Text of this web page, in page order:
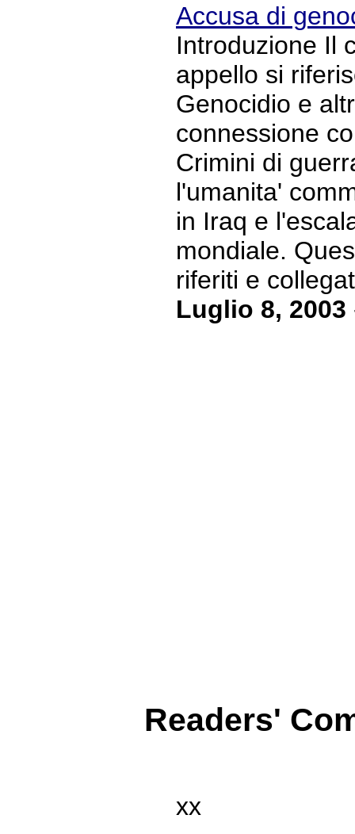
Accusa di
Introduzione Il
appello si
Genocidio e
connessione
Crimini di
l'umanita'
in Iraq e
mondiale.
riferiti e
Luglio 8, 2003
Readers'
xx